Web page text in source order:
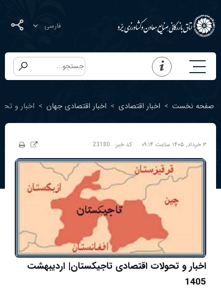
صفحه نخست > اخبار اقتصادی > اخبار اقتصادی جهان > اخبار و
۳ خرداد, ۱۴۰۵ ساعت ۰۹:۱۴ کد خبر:
اخبار و تحولات اقتصادی تاجیکستان| اردیبهشت
1405